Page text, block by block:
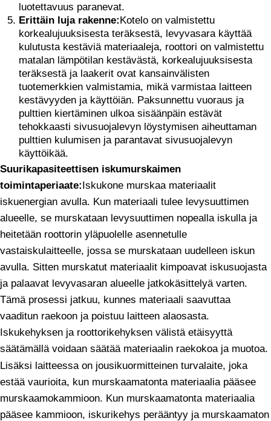
luotettavuus paranevat.
Erittäin luja rakenne:Kotelo on valmistettu
korkealujuuksisesta teräksestä, levyvasara käyttää
kulutusta kestäviä materiaaleja, roottori on valmistettu
matalan lämpötilan kestävästä, korkealujuuksisesta
teräksestä ja laakerit ovat kansainvälisten
tuotemerkkien valmistamia, mikä varmistaa laitteen
kestävyyden ja käyttöiän. Paksunnettu vuoraus ja
pulttien kiertäminen ulkoa sisäänpäin estävät
tehokkaasti sivusuojalevyn löystymisen aiheuttaman
pulttien kulumisen ja parantavat sivusuojalevyn
käyttöikää.
Suurikapasiteettisen iskumurskaimen
toimintaperiaate:Iskukone murskaa materiaalit
iskuenergian avulla. Kun materiaali tulee levysuuttimen
alueelle, se murskataan levysuuttimen nopealla iskulla ja
heitetään roottorin yläpuolelle asennetulle
vastaiskulaitteelle, jossa se murskataan uudelleen iskun
avulla. Sitten murskatut materiaalit kimpoavat iskusuojasta
ja palaavat levyvasaran alueelle jatkokäsittelyä varten.
Tämä prosessi jatkuu, kunnes materiaali saavuttaa
vaaditun raekoon ja poistuu laitteen alaosasta.
Iskukehyksen ja roottorikehyksen välistä etäisyyttä
säätämällä voidaan säätää materiaalin raekokoa ja muotoa.
Lisäksi laitteessa on jousikuormitteinen turvalaite, joka
estää vaurioita, kun murskaamatonta materiaalia pääsee
murskaamokammioon. Kun murskaamatonta materiaalia
pääsee kammioon, iskurikehys perääntyy ja murskaamaton